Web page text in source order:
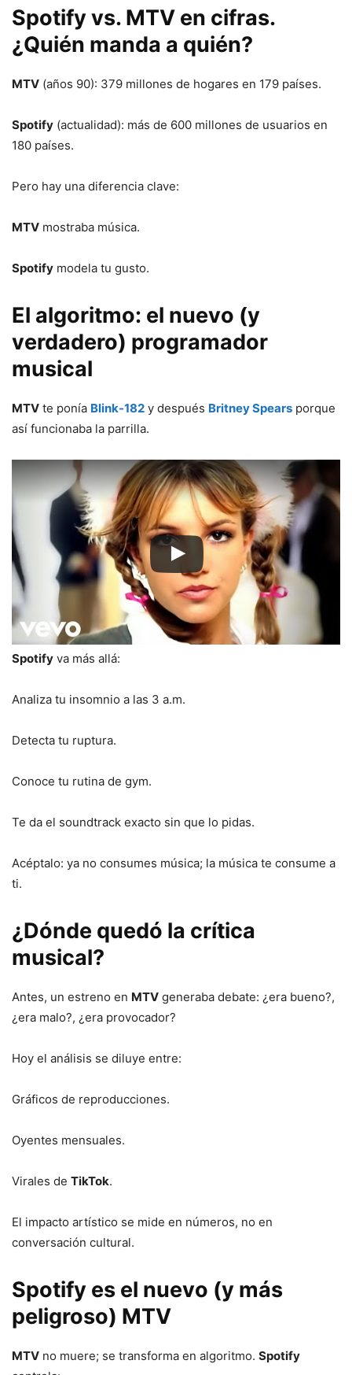
Spotify vs. MTV en cifras.
¿Quién manda a quién?
MTV (años 90): 379 millones de hogares en 179 países.
Spotify (actualidad): más de 600 millones de usuarios en
180 países.
Pero hay una diferencia clave:
MTV mostraba música.
Spotify modela tu gusto.
El algoritmo: el nuevo (y
verdadero) programador
musical
MTV te ponía Blink-182 y después Britney Spears porque
así funcionaba la parrilla.
Spotify va más allá:
Analiza tu insomnio a las 3 a.m.
Detecta tu ruptura.
Conoce tu rutina de gym.
Te da el soundtrack exacto sin que lo pidas.
Acéptalo: ya no consumes música; la música te consume a
ti.
¿Dónde quedó la crítica
musical?
Antes, un estreno en MTV generaba debate: ¿era bueno?,
¿era malo?, ¿era provocador?
Hoy el análisis se diluye entre:
Gráficos de reproducciones.
Oyentes mensuales.
Virales de TikTok.
El impacto artístico se mide en números, no en
conversación cultural.
Spotify es el nuevo (y más
peligroso) MTV
MTV no muere; se transforma en algoritmo. Spotify